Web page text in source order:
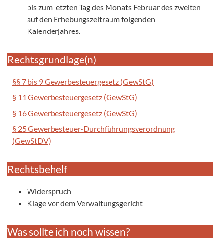
bis zum letzten Tag des Monats Februar des zweiten
auf den Erhebungszeitraum folgenden
Kalenderjahres.
Rechtsgrundlage(n)
§§ 7 bis 9 Gewerbesteuergesetz (GewStG)
§ 11 Gewerbesteuergesetz (GewStG)
§ 16 Gewerbesteuergesetz (GewStG)
§ 25 Gewerbesteuer-Durchführungsverordnung
(GewStDV)
Rechtsbehelf
Widerspruch
Klage vor dem Verwaltungsgericht
Was sollte ich noch wissen?